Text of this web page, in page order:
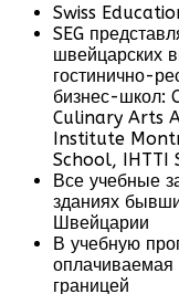
Swiss
SEG
швейцарских
гостинично-
бизнес-школ:
Culinary Arts
Institute
School, IHTTI
Все учебные
зданиях
Швейцарии
В учебную
границей